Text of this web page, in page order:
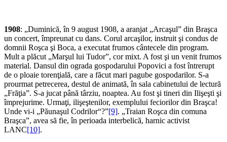
1908: „Duminică, în 9 august 1908, a aranjat „Arcaşul” din Braşca
un concert, împreunat cu dans. Corul arcaşilor, instruit şi condus de
domnii Roşca şi Boca, a executat frumos cântecele din program.
Mult a plăcut „Marşul lui Tudor”, cor mixt. A fost şi un venit frumos
material. Dansul din ograda gospodarului Popovici a fost întrerupt
de o ploaie torenţială, care a făcut mari pagube gospodarilor. S-a
prourmat petrecerea, destul de animată, în sala cabinetului de lectură
„Frăţia”. S-a jucat până târziu, noaptea. Au fost şi tineri din Ilişeşti şi
împrejurime. Urmaţi, ilişeştenilor, exemplului feciorilor din Braşca!
Unde vi-i „Păunaşul Codrilor“?”[9]. „Traian Roşca din comuna
Braşca”, avea să fie, în perioada interbelică, harnic activist
LANC[10].